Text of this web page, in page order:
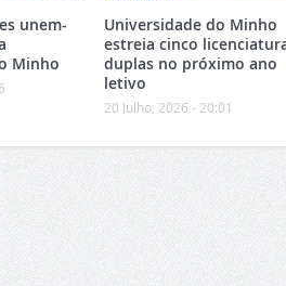
unem-
Minho
Universidade do Minho
estreia cinco
duplas no próximo ano
letivo
20 Julho, 2026 - 20:01